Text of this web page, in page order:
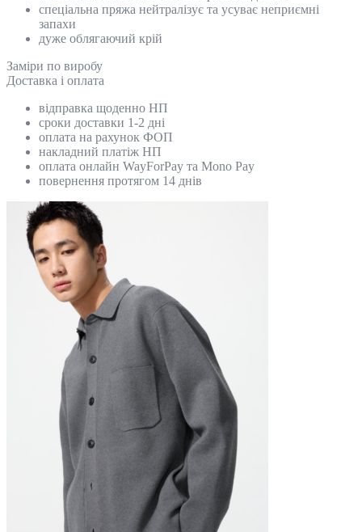
спеціальна пряжа нейтралізує та усуває неприємні
запахи
дуже облягаючий крій
Замiри по виробу
Доставка і оплата
відправка щоденно НП
сроки доставки 1-2 дні
оплата на рахунок ФОП
накладний платіж НП
оплата онлайн WayForPay та Mono Pay
повернення протягом 14 днів